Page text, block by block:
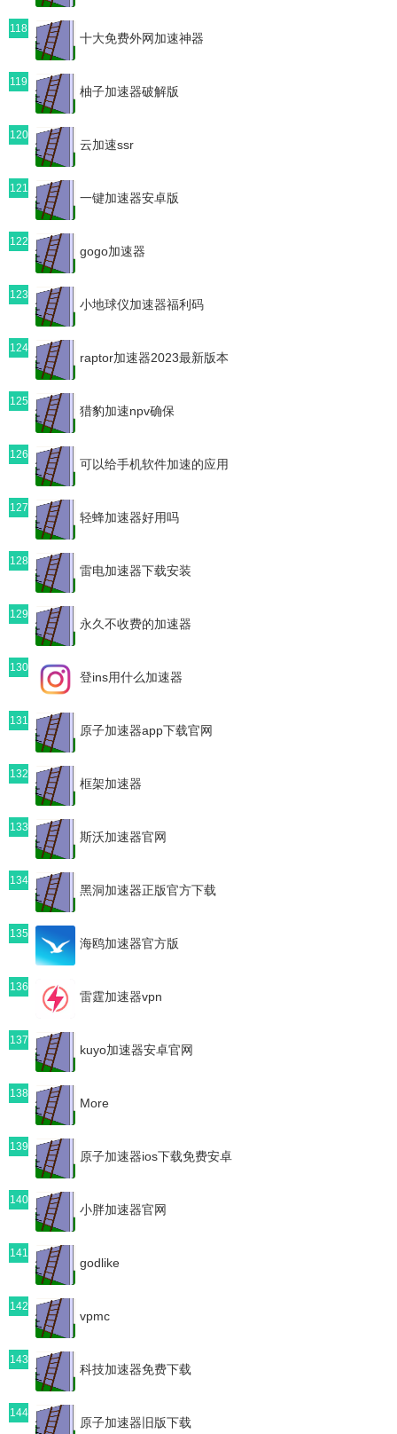
118
十大免费外网加速神器
119
柚子加速器破解版
120
云加速ssr
121
一键加速器安卓版
122
gogo加速器
123
小地球仪加速器福利码
124
raptor加速器2023最新版本
125
猎豹加速npv确保
126
可以给手机软件加速的应用
127
轻蜂加速器好用吗
128
雷电加速器下载安装
129
永久不收费的加速器
130
登ins用什么加速器
131
原子加速器app下载官网
132
框架加速器
133
斯沃加速器官网
134
黑洞加速器正版官方下载
135
海鸥加速器官方版
136
雷霆加速器vpn
137
kuyo加速器安卓官网
138
More
139
原子加速器ios下载免费安卓
140
小胖加速器官网
141
godlike
142
vpmc
143
科技加速器免费下载
144
原子加速器旧版下载